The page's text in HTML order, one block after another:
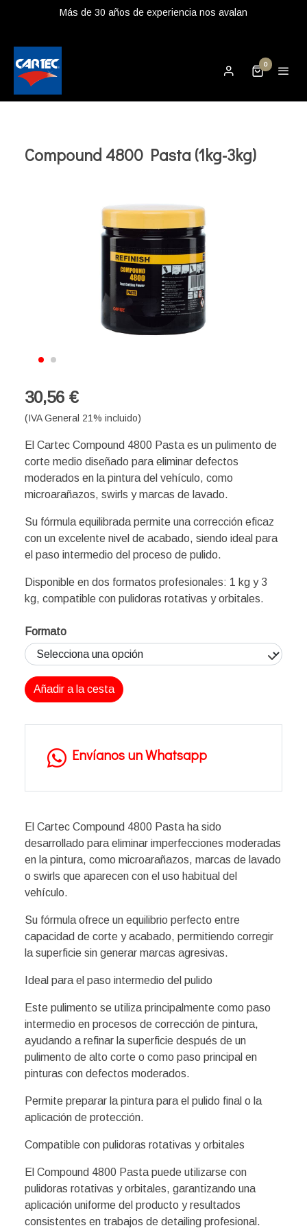
Más de 30 años de experiencia nos avalan
0
Compound 4800 Pasta (1kg-3kg)
30,56 €
(IVA General 21% incluido)
El Cartec Compound 4800 Pasta es un pulimento de
corte medio diseñado para eliminar defectos
moderados en la pintura del vehículo, como
microarañazos, swirls y marcas de lavado.
Su fórmula equilibrada permite una corrección eficaz
con un excelente nivel de acabado, siendo ideal para
el paso intermedio del proceso de pulido.
Disponible en dos formatos profesionales: 1 kg y 3
kg, compatible con pulidoras rotativas y orbitales.
Formato
Añadir a la cesta
Envíanos un Whatsapp
El Cartec Compound 4800 Pasta ha sido
desarrollado para eliminar imperfecciones moderadas
en la pintura, como microarañazos, marcas de lavado
o swirls que aparecen con el uso habitual del
vehículo.
Su fórmula ofrece un equilibrio perfecto entre
capacidad de corte y acabado, permitiendo corregir
la superficie sin generar marcas agresivas.
Ideal para el paso intermedio del pulido
Este pulimento se utiliza principalmente como paso
intermedio en procesos de corrección de pintura,
ayudando a refinar la superficie después de un
pulimento de alto corte o como paso principal en
pinturas con defectos moderados.
Permite preparar la pintura para el pulido final o la
aplicación de protección.
Compatible con pulidoras rotativas y orbitales
El Compound 4800 Pasta puede utilizarse con
pulidoras rotativas y orbitales, garantizando una
aplicación uniforme del producto y resultados
consistentes en trabajos de detailing profesional.